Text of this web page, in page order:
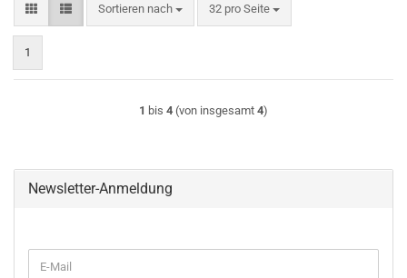
Sortieren nach
Sortieren nach 32 pro Seite
pro Seite
1
1 bis 4 (von insgesamt 4)
Newsletter-Anmeldung
ZUR
E-